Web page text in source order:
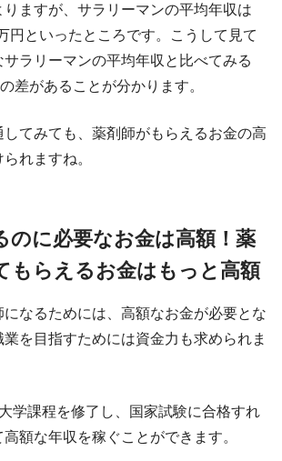
ますが、サラリーマンの平均年収は
円といったところです。こうして見て
ラリーマンの平均年収と比べてみる
差があることが分かります。
してみても、薬剤師がもらえるお金の高
れますね。
のに必要なお金は高額！薬
もらえるお金はもっと高額
になるためには、高額なお金が必要とな
を目指すためには資金力も求められま
学課程を修了し、国家試験に合格すれ
額な年収を稼ぐことができます。